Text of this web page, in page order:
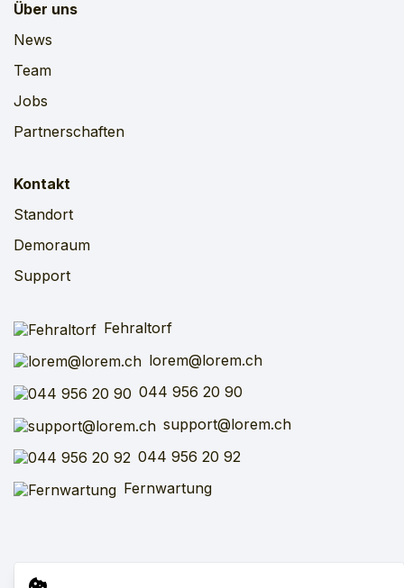
Über uns
News
Team
Jobs
Partnerschaften
Kontakt
Standort
Demoraum
Support
Fehraltorf
lorem@lorem.ch
044 956 20 90
support@lorem.ch
044 956 20 92
Fernwartung